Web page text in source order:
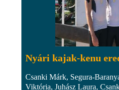
Nyári kajak-kenu
Csanki Márk, Segura-
Viktória, Juhász Laura,